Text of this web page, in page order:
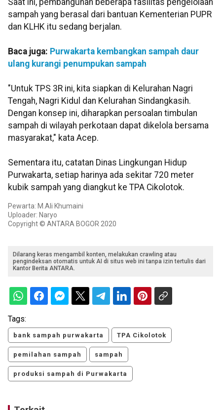
Saat ini, pembangunan beberapa fasilitas pengelolaan
sampah yang berasal dari bantuan Kementerian PUPR
dan KLHK itu sedang berjalan.
Baca juga: Purwakarta kembangkan sampah daur
ulang kurangi penumpukan sampah
"Untuk TPS 3R ini, kita siapkan di Kelurahan Nagri
Tengah, Nagri Kidul dan Kelurahan Sindangkasih.
Dengan konsep ini, diharapkan persoalan timbulan
sampah di wilayah perkotaan dapat dikelola bersama
masyarakat," kata Acep.
Sementara itu, catatan Dinas Lingkungan Hidup
Purwakarta, setiap harinya ada sekitar 720 meter
kubik sampah yang diangkut ke TPA Cikolotok.
Pewarta: M.Ali Khumaini
Uploader: Naryo
Copyright © ANTARA BOGOR 2020
Dilarang keras mengambil konten, melakukan crawling atau
pengindeksan otomatis untuk AI di situs web ini tanpa izin tertulis dari
Kantor Berita ANTARA.
Tags:
bank sampah purwakarta TPA Cikolotok
pemilahan sampah sampah
produksi sampah di Purwakarta